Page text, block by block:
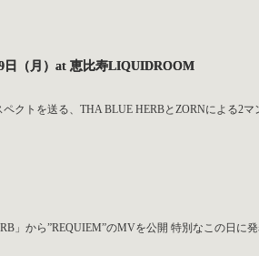
日（月）at 恵比寿LIQUIDROOM
クトを送る、THA BLUE HERBとZORNによる2
」から”REQUIEM”のMVを公開 特別なこの日に